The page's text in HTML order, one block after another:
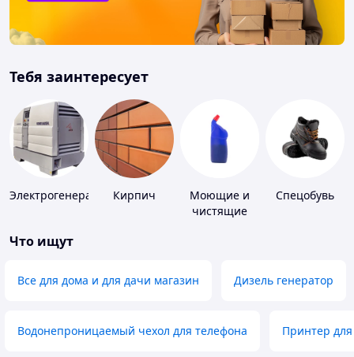
Тебя заинтересует
ЭлектрогенераторыКирпич
Моющие и
чистящие
Спецобувь
Что ищут
Все для дома и для дачи магазин Дизель генератор
Водонепроницаемый чехол для телефона Принтер